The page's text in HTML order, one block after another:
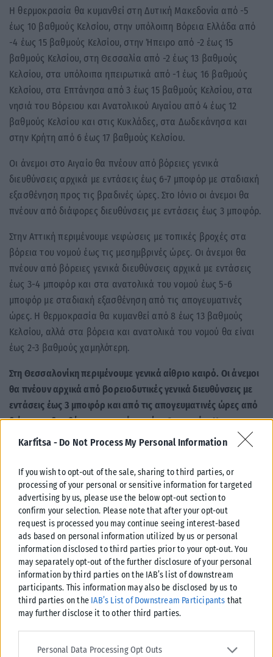
Karfitsa - Do Not Process My Personal Information
If you wish to opt-out of the sale, sharing to third parties, or
processing of your personal or sensitive information for targeted
advertising by us, please use the below opt-out section to
confirm your selection. Please note that after your opt-out
request is processed you may continue seeing interest-based
ads based on personal information utilized by us or personal
information disclosed to third parties prior to your opt-out. You
may separately opt-out of the further disclosure of your personal
information by third parties on the IAB’s list of downstream
participants. This information may also be disclosed by us to
third parties on the IAB’s List of Downstream Participants that
may further disclose it to other third parties.
Please note that this website/app uses one or more Google
services and may gather and store information including but not
Personal Data Processing Opt Outs
Η θερμοκρασία θα κυμανθεί στη Δυτική Μακεδονία από -5
έως 10 βαθμούς Κελσίου, στην υπόλοιπη Βόρεια Ελλάδα από
-4 έως 15 βαθμούς Κελσίου, στην Ήπειρο από -2 έως 15
βαθμούς Κελσίου, στη Θεσσαλία από -2 έως 13 βαθμούς
Κελσίου, στα υπόλοιπα ηπειρωτικά από -1 έως 16 βαθμούς
Κελσίου, στα Επτάνησα από 3 έως 15 βαθμούς Κελσίου, στα
νησιά του Βόρειου και Ανατολικού Αιγαίου από 4 έως 12
βαθμούς Κελσίου και στις Κυκλάδες, στα Δωδεκάνησα και
στην Κρήτη από 6 έως 17 βαθμούς Κελσίου.
Οι άνεμοι στο Αιγαίο θα πνέουν από βόρειες γενικά
διευθύνσεις αρχικά με εντάσεις έως 6-7 μποφόρ με σταδιακή
εξασθένηση προς τις βραδινές ώρες. Στο Ιόνιο οι άνεμοι θα
πνέουν από διάφορες διευθύνσεις με εντάσεις έως 3 μποφόρ.
Στην Αττική περιμένουμε νεφώσεις με τοπικές βροχές στα
βόρεια του νομού έως τις μεσημβρινές ώρες. Οι άνεμοι θα
πνέουν από βόρειες γενικά διευθύνσεις αρχικά με εντάσεις
έως 3-4 μποφόρ και στα ανατολικά του νομού έως 5-6
μποφόρ με σταδιακή εξασθένηση από τις απογευματινές
ώρες. Η θερμοκρασία θα κυμανθεί από 8 έως 13 βαθμούς
Κελσίου, αλλά στα βόρεια και ανατολικά του νομού θα είναι
έως 2-3 βαθμούς χαμηλότερη.
Στη Θεσσαλονίκη περιμένουμε γενικά αίθριο καιρό. Οι άνεμοι
θα πνέουν αρχικά από βορειοδυτικές γενικά διευθύνσεις με
εντάσεις έως 3 μποφόρ και από τις απογευματινές ώρες από
διάφορες διευθύνσεις με εντάσεις έως 2 μποφόρ. Η
θερμοκρασία θα κυμανθεί από 5 έως 14 βαθμούς Κελσίου.
Σχετικά Άρθρα